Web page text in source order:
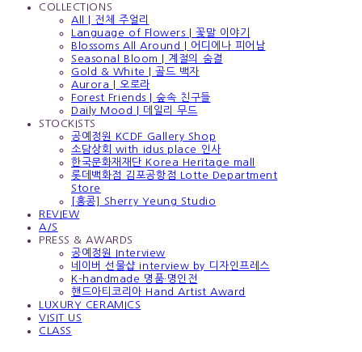
COLLECTIONS
All | 전체 주얼리
Language of Flowers | 꽃말 이야기
Blossoms All Around | 어디에나 피어남
Seasonal Bloom | 계절의 숨결
Gold & White | 골드 백자
Aurora | 오로라
Forest Friends | 숲속 친구들
Daily Mood | 데일리 무드
STOCKISTS
공예정원 KCDF Gallery Shop
소담상회 with idus place 인사
한국문화재재단 Korea Heritage mall
롯데백화점 김포공항점 Lotte Department
Store
[홍콩] Sherry Yeung Studio
REVIEW
A/S
PRESS & AWARDS
공예정원 Interview
네이버 선물샵 interview by 디자인프레스
K-handmade 명품·명인전
핸드아티코리아 Hand Artist Award
LUXURY CERAMICS
VISIT US
CLASS